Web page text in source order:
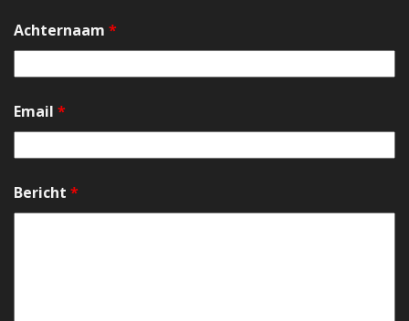
Achternaam *
Email *
Bericht *